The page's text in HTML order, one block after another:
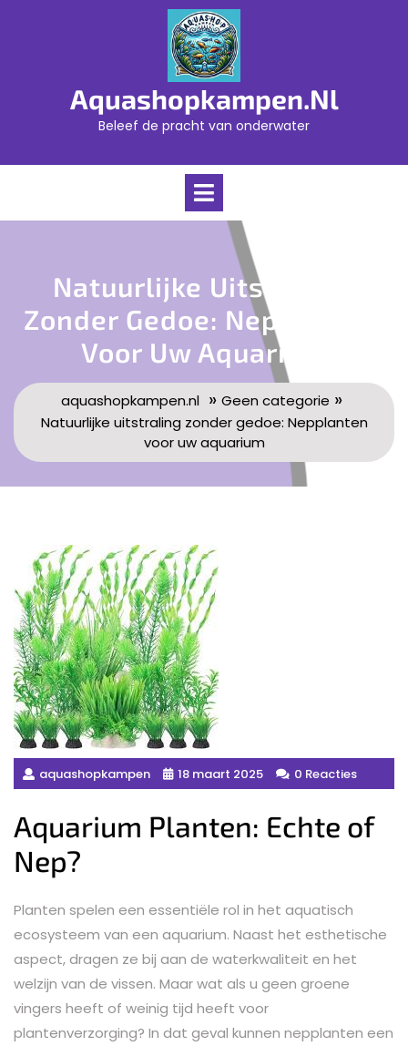
Aquashopkampen.nl
Beleef de pracht van onderwater
Open
Natuurlijke Uitstraling
Zonder Gedoe: Nepplanten
Voor Uw Aquarium
aquashopkampen.nl » Geen categorie »
Natuurlijke uitstraling zonder gedoe: Nepplanten
voor uw aquarium
aquashopkampen 18 maart 2025 0 Reacties
Aquarium Planten: Echte of
Nep?
Planten spelen een essentiële rol in het aquatisch
ecosysteem van een aquarium. Naast het esthetische
aspect, dragen ze bij aan de waterkwaliteit en het
welzijn van de vissen. Maar wat als u geen groene
vingers heeft of weinig tijd heeft voor
plantenverzorging? In dat geval kunnen nepplanten een